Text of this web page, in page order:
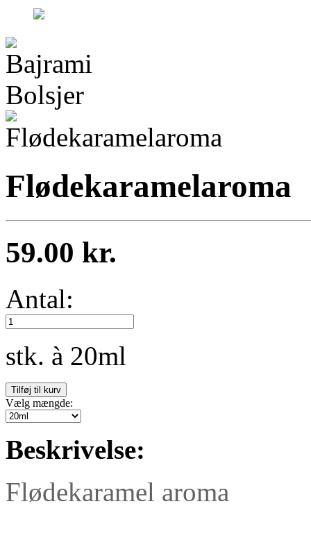
Flødekaramelaroma
59.00 kr.
Antal:
stk. à 20ml
Vælg mængde:
Beskrivelse:
Flødekaramel aroma